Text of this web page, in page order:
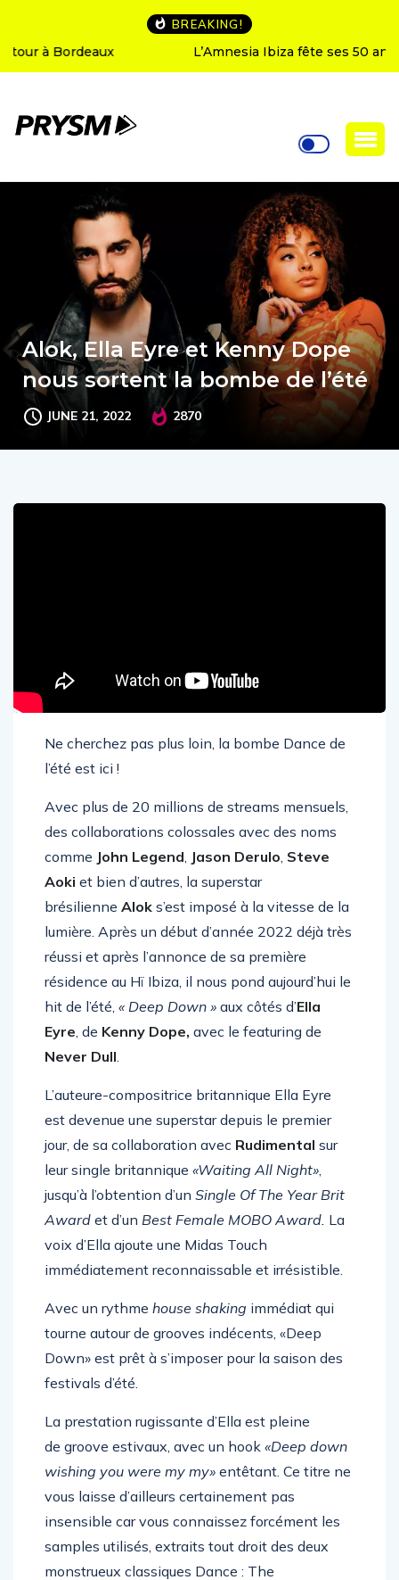
BREAKING!
L’Amnesia Ibiza fête ses 50 ans : le programme des
soirées d’ouverture
Alok, Ella Eyre et Kenny Dope
nous sortent la bombe de l’été
Ne cherchez pas plus loin, la bombe Dance de
Avec plus de 20 millions de streams mensuels
des collaborations colossales avec des noms
comme John Legend ,Jason Derulo
Aoki etbien d’autres, la superstar
brésilienne Aloks’est imposé à la vitesse de la
lumière.Après un début d’année 2022 déjà
réussi et après l’annonce de sa première
résidenceau Hï Ibiza,il nous pond aujourd’hui
hit de l’été,« Deep Down » aux côtés d’Ella
Eyre,de Kenny
L’auteure-compositricebritannique Ella Eyre
est devenueune superstar depuis le premier
jour,de sa collaboration avec Rudimental
leur singlebritannique «Waiting All Night»
jusqu’à l’obtention d’un Single Of The Year Brit
Award et d’un Best Female MOBO
voix d’Ella ajouteu ne Midas Touch
Avec un rythme house shaking immédiat qui
tourne
autour de groovesindécents,«Deep
Down» est prêt
La prestation rugissante d’Ellaest pleine
degrooveestivaux, avec un hook«Deep down
wishing yo uwere my my»entêtant. Ce titre ne
vous laisse d’ailleurs certainement pas
insensible car vous connaissez forcément les
samples utilisés, extraits tout droit des deux